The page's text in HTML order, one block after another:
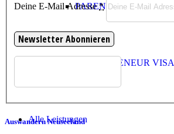
PARENT CATEGORIES
ENTREPRENEUR VISA
Alle Leistungen
Deine E-Mail Adresse*
Auswandern Neuseeland